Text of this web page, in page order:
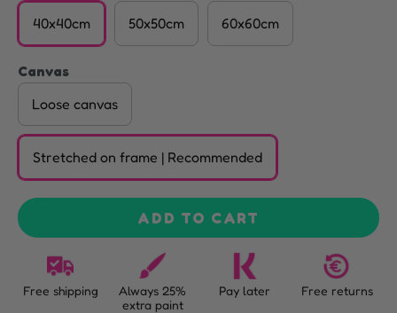
40x40cm
50x50cm 60x60cm
Canvas
Loose canvas
Stretched on frame | Recommended
ADD TO CART
Free shipping
Always 25%
extra paint
Pay later Free returns